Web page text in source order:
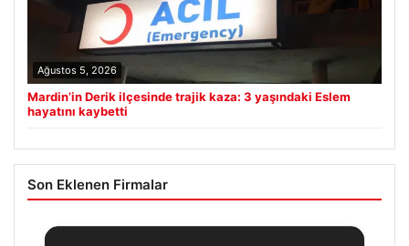
Ağustos 5, 2026
Mardin’in Derik ilçesinde trajik kaza: 3 yaşındaki Eslem
hayatını kaybetti
Son Eklenen Firmalar